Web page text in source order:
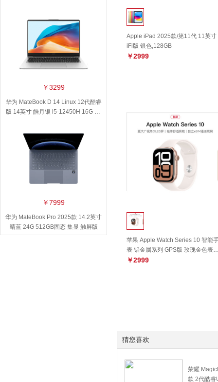
￥3299
华为 MateBook D 14 Linux 12代酷睿
版 14英寸 皓月银 i5-12450H 16G 51
￥7999
华为 MateBook Pro 2025款 14.2英寸
晴蓝 24G 512GB固态 集显 触屏版
Apple iPad 2025款/第11代 11英寸
iFi版 银色,128GB
￥2999
苹果 Apple Watch Series 10 智能
表 铝金属系列 GPS版 玫瑰金色表
+淡桃粉色运动型表带S/M 42毫米
￥2999
猜您喜欢
荣耀
款 2代酷睿